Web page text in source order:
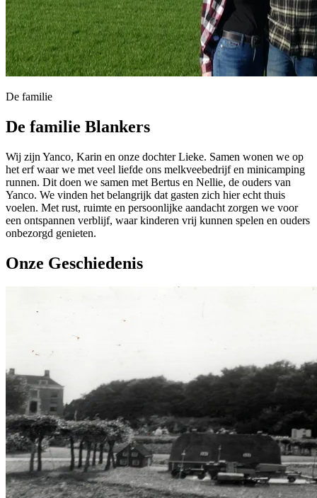
De familie
De familie Blankers
Wij zijn Yanco, Karin en onze dochter Lieke. Samen wonen we op
het erf waar we met veel liefde ons melkveebedrijf en minicamping
runnen. Dit doen we samen met Bertus en Nellie, de ouders van
Yanco. We vinden het belangrijk dat gasten zich hier echt thuis
voelen. Met rust, ruimte en persoonlijke aandacht zorgen we voor
een ontspannen verblijf, waar kinderen vrij kunnen spelen en ouders
onbezorgd genieten.
Onze Geschiedenis